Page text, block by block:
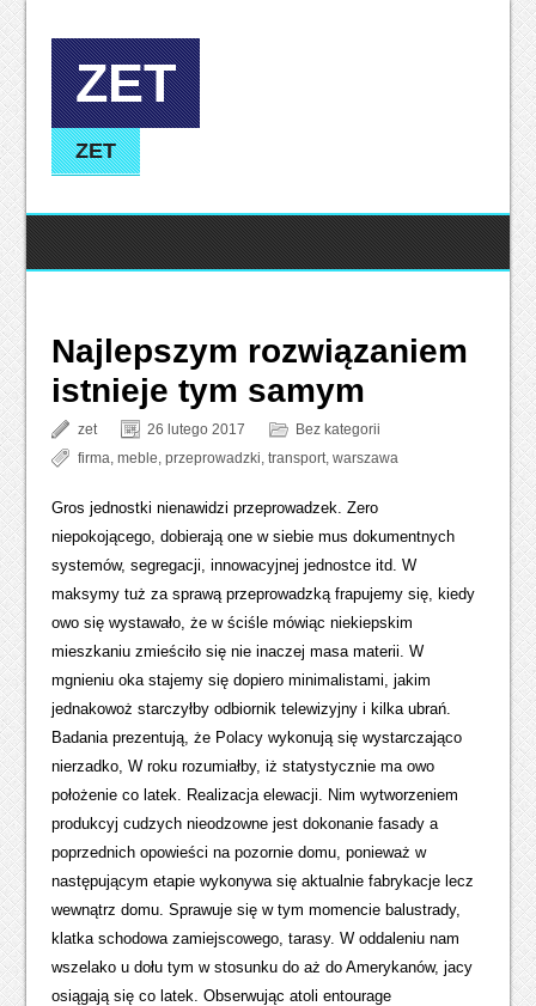
ZET
ZET
Najlepszym rozwiązaniem
istnieje tym samym
zet 26 lutego 2017
Bez kategorii
firma, meble, przeprowadzki, transport, warszawa
Gros jednostki nienawidzi przeprowadzek. Zero
niepokojącego, dobierają one w siebie mus dokumentnych
systemów, segregacji, innowacyjnej jednostce itd. W
maksymy tuż za sprawą przeprowadzką frapujemy się, kiedy
owo się wystawało, że w ściśle mówiąc niekiepskim
mieszkaniu zmieściło się nie inaczej masa materii. W
mgnieniu oka stajemy się dopiero minimalistami, jakim
jednakowoż starczyłby odbiornik telewizyjny i kilka ubrań.
Badania prezentują, że Polacy wykonują się wystarczająco
nierzadko, W roku rozumiałby, iż statystycznie ma owo
położenie co latek. Realizacja elewacji. Nim wytworzeniem
produkcyj cudzych nieodzowne jest dokonanie fasady a
poprzednich opowieści na pozornie domu, ponieważ w
następującym etapie wykonywa się aktualnie fabrykacje lecz
wewnątrz domu. Sprawuje się w tym momencie balustrady,
klatka schodowa zamiejscowego, tarasy. W oddaleniu nam
wszelako u dołu tym w stosunku do aż do Amerykanów, jacy
osiągają się co latek. Obserwując atoli entourage